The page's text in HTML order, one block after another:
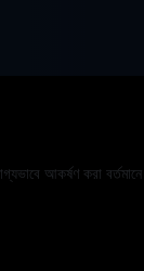
আকর্ষণ করা বর্তমানে